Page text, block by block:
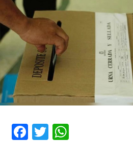
Facebook
TwitterWhatsApp